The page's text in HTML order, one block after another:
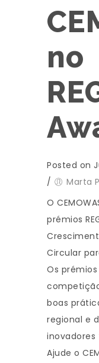
no
Posted on
/
Marta
O
prémios
Circular
Os prémios
boas
regional e
inovadores
Ajude o